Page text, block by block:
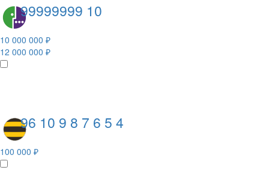
99999999 10
10 000 000 ₽
12 000 000 ₽
96 10 9 8 7 6 5 4
100 000 ₽